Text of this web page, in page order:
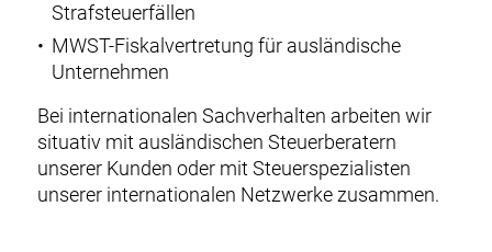
Strafsteuerfällen
MWST-Fiskalvertretung für ausländische
Unternehmen
Bei internationalen Sachverhalten arbeiten wir
situativ mit ausländischen Steuerberatern
unserer Kunden oder mit Steuerspezialisten
unserer internationalen Netzwerke zusammen.